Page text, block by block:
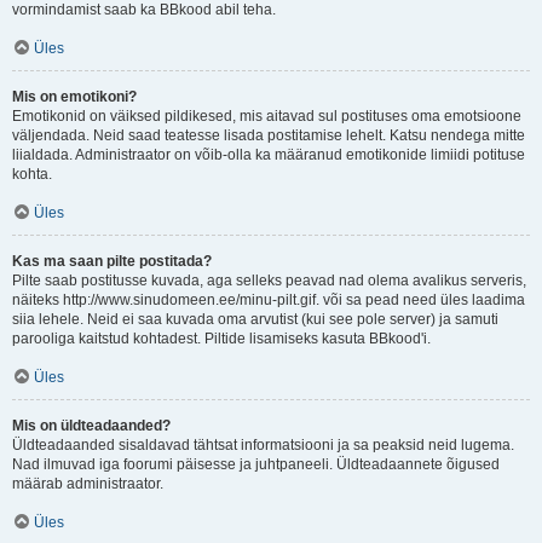
vormindamist saab ka BBkood abil teha.
Üles
Mis on emotikoni?
Emotikonid on väiksed pildikesed, mis aitavad sul postituses oma emotsioone
väljendada. Neid saad teatesse lisada postitamise lehelt. Katsu nendega mitte
liialdada. Administraator on võib-olla ka määranud emotikonide limiidi potituse
kohta.
Üles
Kas ma saan pilte postitada?
Pilte saab postitusse kuvada, aga selleks peavad nad olema avalikus serveris,
näiteks http://www.sinudomeen.ee/minu-pilt.gif. või sa pead need üles laadima
siia lehele. Neid ei saa kuvada oma arvutist (kui see pole server) ja samuti
parooliga kaitstud kohtadest. Piltide lisamiseks kasuta BBkood'i.
Üles
Mis on üldteadaanded?
Üldteadaanded sisaldavad tähtsat informatsiooni ja sa peaksid neid lugema.
Nad ilmuvad iga foorumi päisesse ja juhtpaneeli. Üldteadaannete õigused
määrab administraator.
Üles